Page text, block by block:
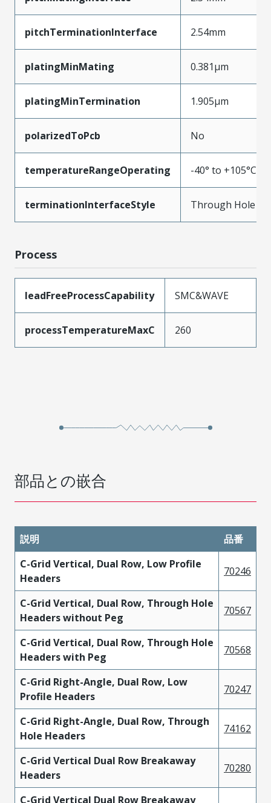
pitchTerminationInterface 2.54mm
platingMinMating 0.381µm
platingMinTermination 1.905µm
polarizedToPcb No
temperatureRangeOperating -40° to +105°C
terminationInterfaceStyle Through Hole
Process
leadFreeProcessCapability SMC&WAVE
processTemperatureMaxC 260
部品との嵌合
説明
品番
C-Grid Vertical, Dual Row, Low Profile
Headers
70246
C-Grid Vertical, Dual Row, Through Hole
Headers without Peg
70567
C-Grid Vertical, Dual Row, Through Hole
Headers with Peg
70568
C-Grid Right-Angle, Dual Row, Low
Profile Headers
70247
C-Grid Right-Angle, Dual Row, Through
Hole Headers
74162
C-Grid Vertical Dual Row Breakaway
Headers
70280
C-Grid Vertical Dual Row Breakaway